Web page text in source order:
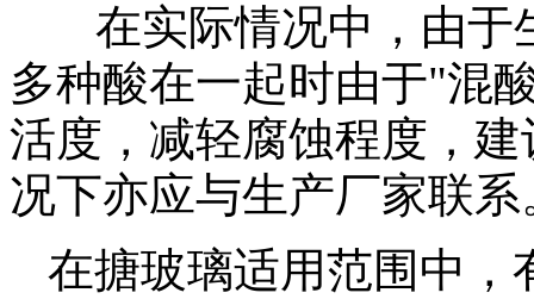
在实际情况中，由于
多种酸在一起时由于"混
活度，减轻腐蚀程度，
况下亦应与生产厂家联系
在搪玻璃适用范围中，